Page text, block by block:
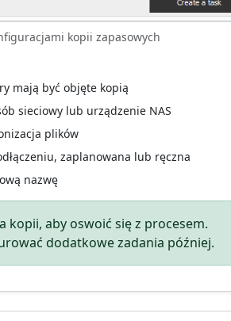
kopii zapasowych
mają być objęte kopią
sieciowy lub urządzenie NAS
plików
zaplanowana lub ręczna
nazwę
kopii, aby oswoić się z procesem.
dodatkowe zadania później.